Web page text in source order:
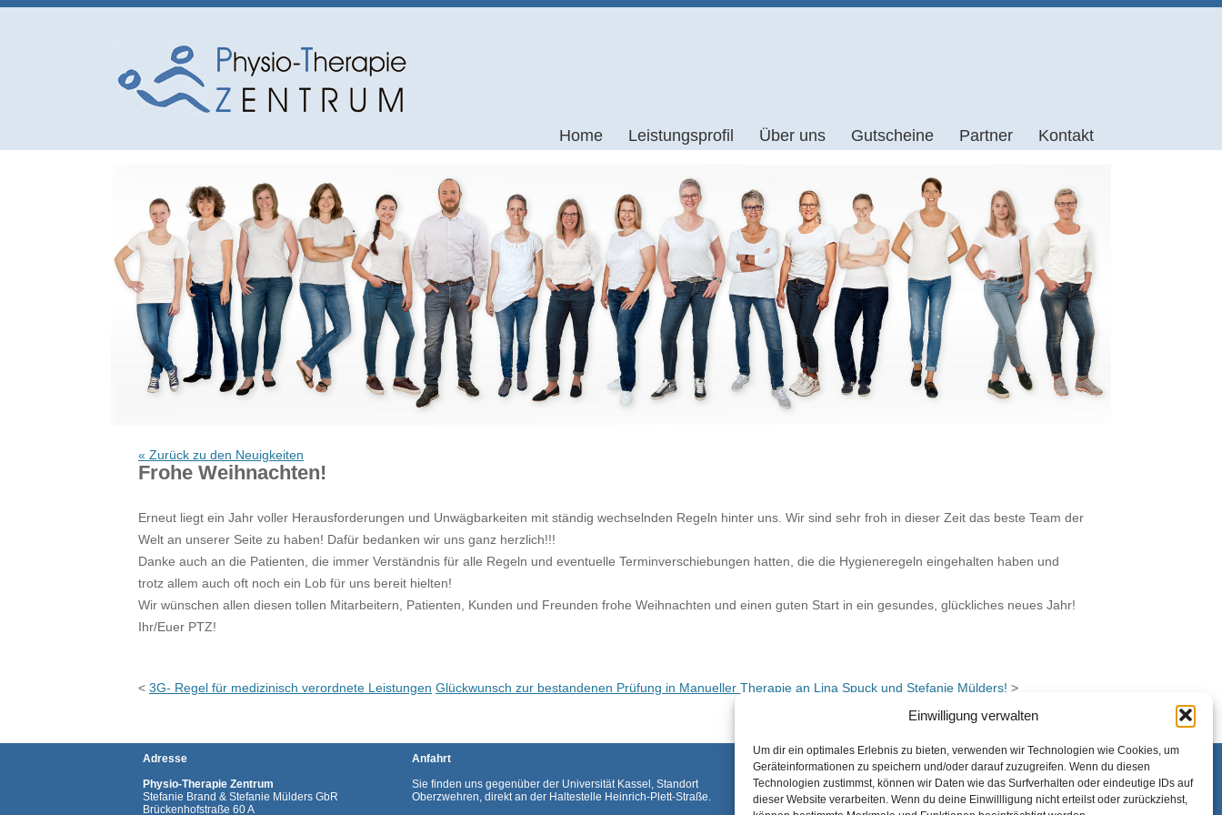
Einwilligung verwalten
Um dir ein optimales Erlebnis zu bieten, verwenden wir Technologien wie Cookies, um
Geräteinformationen zu speichern und/oder darauf zuzugreifen. Wenn du diesen
Technologien zustimmst, können wir Daten wie das Surfverhalten oder eindeutige IDs auf
dieser Website verarbeiten. Wenn du deine Einwillligung nicht erteilst oder zurückziehst,
Zum
Inhalt
springen
Home Leistungsprofil
Skoliosebehandlung nach Schroth
Vojta
Lymphdrainage
Brügger-Therapie
Craniomandibuläre Dysfunktionen
Dorn-Breuss-Therapie
Eis- und Wärmebehandlung
Elektrotherapie/Ultraschall
Gruppentherapien
Rehasport
Schlingentisch – Therapie
Über uns Gutscheine Partner Kontakt
« Zurück zu den Neuigkeiten
Frohe Weihnachten!
Erneut liegt ein Jahr voller Herausforderungen und Unwägbarkeiten mit ständig wechselnden Regeln hinter uns. Wir sind sehr froh in dieser Zeit das beste Team der
Welt an unserer Seite zu haben! Dafür bedanken wir uns ganz herzlich!!!
Danke auch an die Patienten, die immer Verständnis für alle Regeln und eventuelle Terminverschiebungen hatten, die die Hygieneregeln eingehalten haben und
trotz allem auch oft noch ein Lob für uns bereit hielten!
Wir wünschen allen diesen tollen Mitarbeitern, Patienten, Kunden und Freunden frohe Weihnachten und einen guten Start in ein gesundes, glückliches neues Jahr!
Ihr/Euer PTZ!
< 3G- Regel für medizinisch verordnete Leistungen Glückwunsch zur bestandenen Prüfung in Manueller Therapie an Lina Spuck und Stefanie Mülders! >
Adresse
Physio-Therapie Zentrum
Stefanie Brand & Stefanie Mülders GbR
Brückenhofstraße 60 A
Anfahrt
Sie finden uns gegenüber der Universität Kassel, Standort
Oberzwehren, direkt an der Haltestelle Heinrich-Plett-Straße.